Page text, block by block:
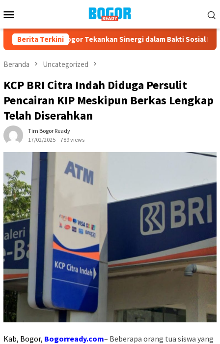
ke
Mobile
Berita Terkini
Bogor Tekankan Sinergi dalam Bakti Sosial HUT ke-75
Beranda Uncategorized
KCP BRI Citra Indah Diduga Persulit
Pencairan KIP Meskipun Berkas Lengkap
Telah Diserahkan
Tim Bogor Ready
17/02/2025
789 views
Kab, Bogor, Bogorready.com– Beberapa orang tua siswa yang